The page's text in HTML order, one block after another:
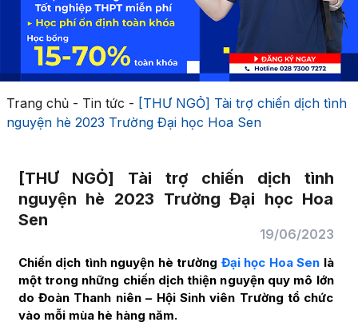
Trang chủ- Tin tức - [THƯ NGỎ] Tài trợ chiến dịch tình
nguyện hè 2023 Trường Đại học Hoa Sen
[THƯ NGỎ] Tài trợ chiến dịch tình
nguyện hè 2023 Trường Đại học Hoa
Sen
19/06/2023
Chiến dịch tình nguyện hè trường Đại học Hoa Sen là
một trong những chiến dịch thiện nguyện quy mô lớn
do Đoàn Thanh niên – Hội Sinh viên Trường tổ chức
vào mỗi mùa hè hàng năm.